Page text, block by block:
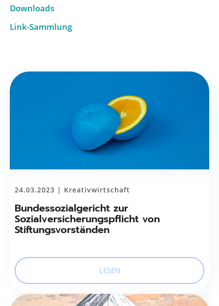
Downloads
Link-Sammlung
24.03.2023 | Kreativwirtschaft
Bundessozialgericht zur
Sozialversicherungspflicht von
Stiftungsvorständen
LESEN